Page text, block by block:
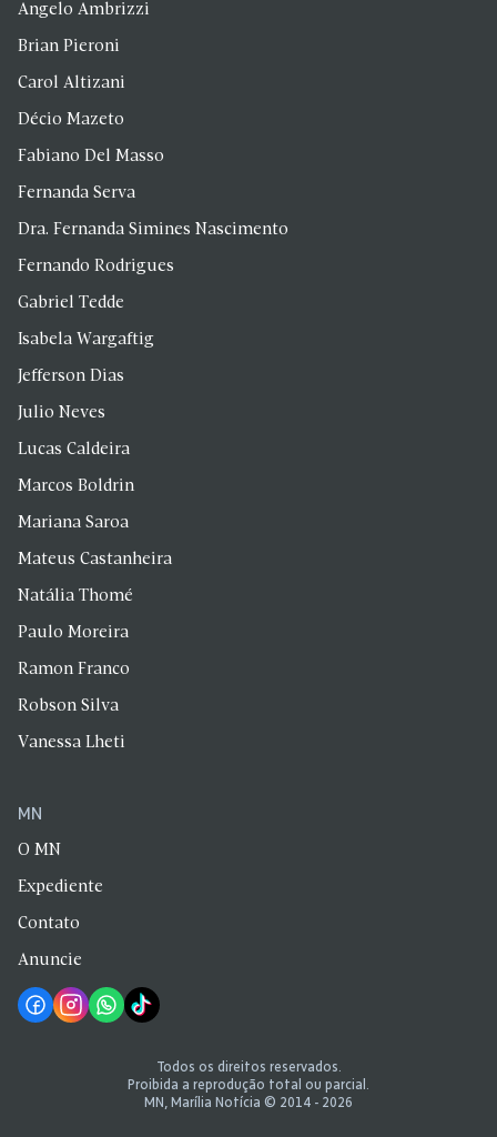
Angelo Ambrizzi
Brian Pieroni
Carol Altizani
Décio Mazeto
Fabiano Del Masso
Fernanda Serva
Dra. Fernanda Simines Nascimento
Fernando Rodrigues
Gabriel Tedde
Isabela Wargaftig
Jefferson Dias
Julio Neves
Lucas Caldeira
Marcos Boldrin
Mariana Saroa
Mateus Castanheira
Natália Thomé
Paulo Moreira
Ramon Franco
Robson Silva
Vanessa Lheti
MN
O MN
Expediente
Contato
Anuncie
Todos os direitos reservados.
Proibida a reprodução total ou parcial.
MN, Marília Notícia © 2014 - 2026